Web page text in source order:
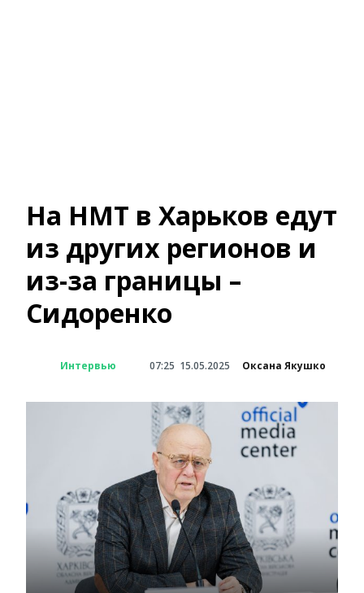
На НМТ в Харьков едут
из других регионов и
из-за границы –
Сидоренко
Интервью 07:25 15.05.2025 Оксана Якушко